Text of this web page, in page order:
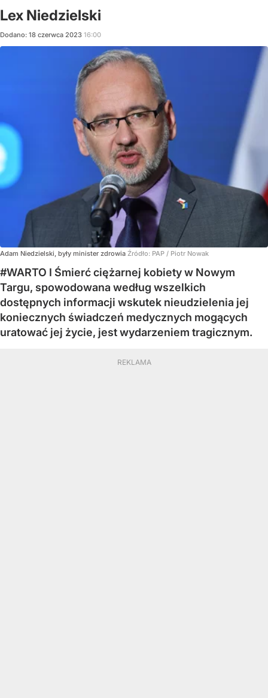
Lex Niedzielski
Dodano: 18 czerwca 2023 16:00
Adam Niedzielski, były minister zdrowia Źródło: PAP / Piotr Nowak
#WARTO I Śmierć ciężarnej kobiety w Nowym
Targu, spowodowana według wszelkich
dostępnych informacji wskutek nieudzielenia jej
koniecznych świadczeń medycznych mogących
uratować jej życie, jest wydarzeniem tragicznym.